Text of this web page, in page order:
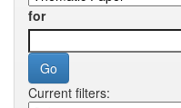
for
Current filters: